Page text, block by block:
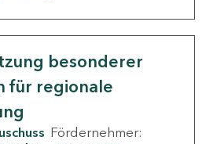
besonderer
für regionale
Fördernehmer: